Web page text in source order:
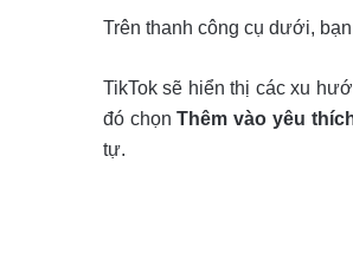
Trên thanh công cụ dưới,
TikTok sẽ hiển thị các xu
đó chọnThêm vào yêu
tự.